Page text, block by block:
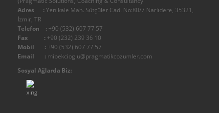
Kurum Kültürü
İtibar Yönetimi
Algı Yönetimi
Kurumsal İletişim ve Halkla İlişkiler
Sosyal Sorumluluk Projeleri
Marka Oluşturma ve Marka Yönetimi
Proje Yönetimi ve Geliştirme
Adres :Yenikale Mah. Sütçüler Cad. No:80/7 Narlıdere, 35321,
İzmir, TR
Telefon : +90 (532) 607 77 57
Fax : +90 (232) 239 36 10
Mobil : +90 (532) 607 77 57
Email : mipekcioglu@pragmatikcozumler.com
Sosyal Ağlarda Biz: